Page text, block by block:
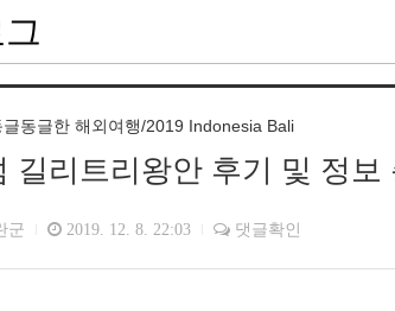
동글한 해외여행/2019 Indonesia Bali
길리트리왕안 후기 및 정보
군 2019. 12. 8. 22:03 댓글확인